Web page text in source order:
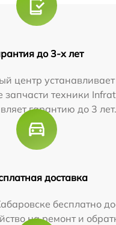
до 3-х лет
центр устанавливает
запчасти техники
гарантию до 3 лет.
доставка
бесплатно
на ремонт и